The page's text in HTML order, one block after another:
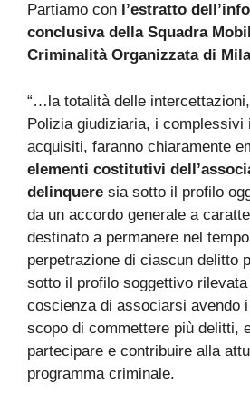
Partiamo con l’estratto
conclusiva della Squadra
Criminalità Organizzata di
“…la totalità delle
Polizia giudiziaria, i complessivi
acquisiti, faranno chiaramente
elementi costitutivi
delinquere sia sotto il profilo
da un accordo generale a
destinato a permanere nel
perpetrazione di ciascun delitto
sotto il profilo soggettivo
coscienza di associarsi avendo
scopo di commettere più delitti,
partecipare e contribuire alla
programma criminale.